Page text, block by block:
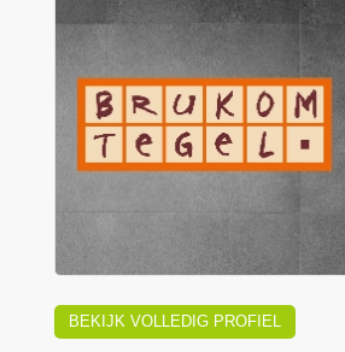
BEKIJK VOLLEDIG PROFIEL